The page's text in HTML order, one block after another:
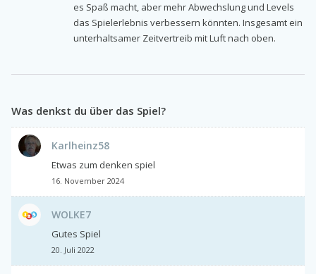
es Spaß macht, aber mehr Abwechslung und Levels
das Spielerlebnis verbessern könnten. Insgesamt ein
unterhaltsamer Zeitvertreib mit Luft nach oben.
Was denkst du über das Spiel?
Karlheinz58
Etwas zum denken spiel
16. November 2024
WOLKE7
Gutes Spiel
20. Juli 2022